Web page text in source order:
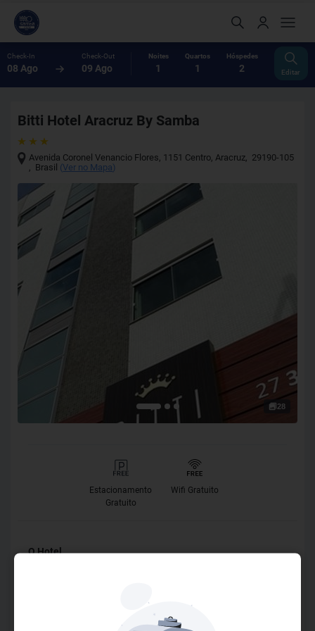
Check-In
08 Ago
Check-Out
09 Ago
Noites
1
Quartos
1
Hóspedes
2 Editar
Bitti Hotel Aracruz By Samba
Avenida Coronel Venancio Flores, 1151 Centro,Aracruz, 29190-105
, Brasil (Ver no Mapa)
28
Estacionamento
Gratuito
Wifi Gratuito
O Hotel
hospedagem, o Bitti Hotel. Um hotel novo, bem decorado e